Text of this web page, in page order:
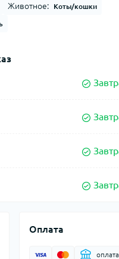
Животное: Коты/кошки
Оплата